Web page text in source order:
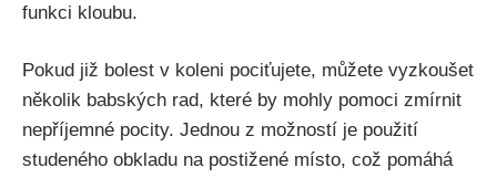
funkci kloubu.
Pokud již bolest v koleni pociťujete, můžete vyzkoušet
několik babských rad, které by mohly pomoci zmírnit
⁤nepříjemné pocity. Jednou⁢ z možností je použití
studeného obkladu na postižené místo, což‌ pomáhá